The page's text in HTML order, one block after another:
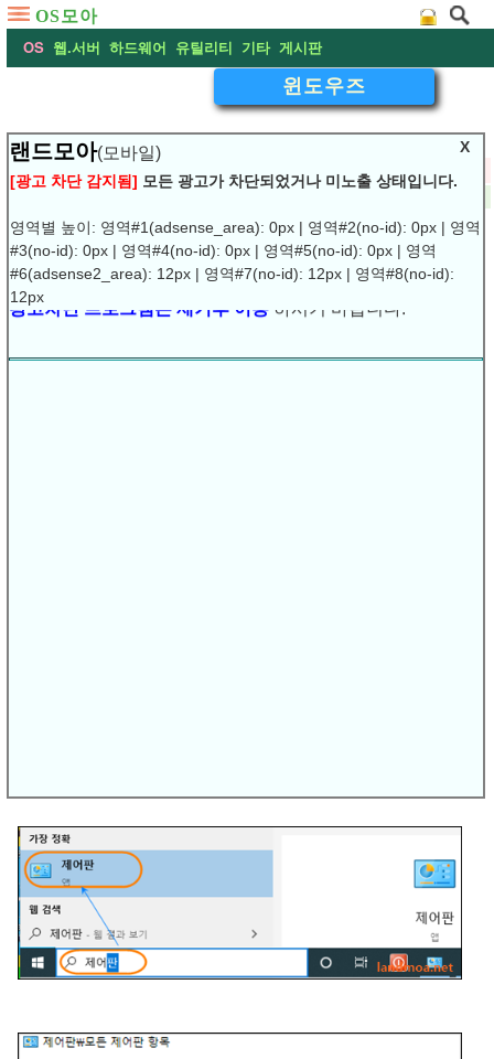
OS모아
OS 웹.서버 하드웨어 유틸리티 기타 게시판
X
랜드모아(모바일)
[광고 차단 감지됨] 모든 광고가 차단되었거나 미노출 상태입니다.
영역별 높이: 영역#1(adsense_area): 0px | 영역#2(no-id): 0px | 영역
#3(no-id): 0px | 영역#4(no-id): 0px | 영역#5(no-id): 0px | 영역
#6(adsense2_area): 12px | 영역#7(no-id): 12px | 영역#8(no-id):
12px
광고차단 프로그램은 제거후 이용하시기 바랍니다.
윈도우즈
▽윈도우즈10 - 외장하드 하드웨어 안전하게 제거하기 설정
URL복사
▶
윈도우즈10 - 외장하드 하드웨어 안전하게 제거하기 설정